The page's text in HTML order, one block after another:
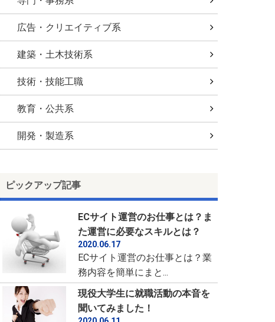
広告・クリエイティブ系
建築・土木技術系
技術・技能工職
教育・公共系
開発・製造系
ピックアップ記事
ECサイト運営のお仕事とは？ま
た運営に必要なスキルとは？
2020.06.17
ECサイト運営のお仕事とは？業
務内容を簡単にまと...
現役大学生に就職活動の本音を
聞いてみました！